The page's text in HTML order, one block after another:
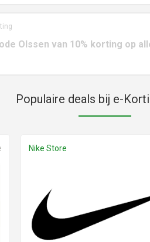
Olssen van 10% korting op
Populaire deals bij e-
Nike Store